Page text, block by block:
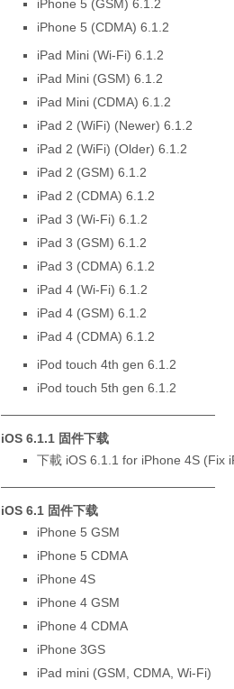
iPhone 5 (GSM) 6.1.2
iPhone 5 (CDMA) 6.1.2
iPad Mini (Wi-Fi) 6.1.2
iPad Mini (GSM) 6.1.2
iPad Mini (CDMA) 6.1.2
iPad 2 (WiFi) (Newer) 6.1.2
iPad 2 (WiFi) (Older) 6.1.2
iPad 2 (GSM) 6.1.2
iPad 2 (CDMA) 6.1.2
iPad 3 (Wi-Fi) 6.1.2
iPad 3 (GSM) 6.1.2
iPad 3 (CDMA) 6.1.2
iPad 4 (Wi-Fi) 6.1.2
iPad 4 (GSM) 6.1.2
iPad 4 (CDMA) 6.1.2
iPod touch 4th gen 6.1.2
iPod touch 5th gen 6.1.2
—————————————————
iOS 6.1.1 固件下载
下載 iOS 6.1.1 for iPhone 4S (Fix
—————————————————
iOS 6.1 固件下载
iPhone 5 GSM
iPhone 5 CDMA
iPhone 4S
iPhone 4 GSM
iPhone 4 CDMA
iPhone 3GS
iPad mini (GSM CDMA Wi-Fi)